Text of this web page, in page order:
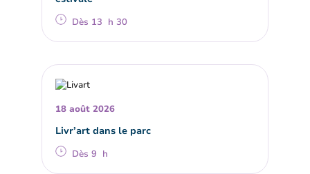
Dès 13 h 30
18 août 2026
Livr’art dans le parc
Dès 9 h